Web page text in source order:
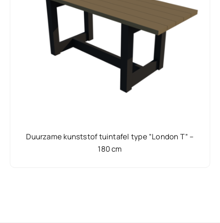
Duurzame kunststof tuintafel type ”London T” –
180 cm